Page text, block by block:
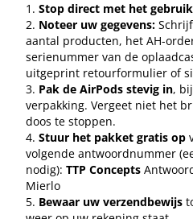
Stop direct met het gebruik
Noteer uw gegevens:
aantal producten, het AH-
serienummer van de
uitgeprint retourformulier of
Pak de AirPods stevig in,
verpakking. Vergeet niet het
doos te stoppen.
Stuur het pakket gratis op
volgende antwoordnummer
nodig): TTP Concepts
Mierlo
Bewaar uw verzendbewijs